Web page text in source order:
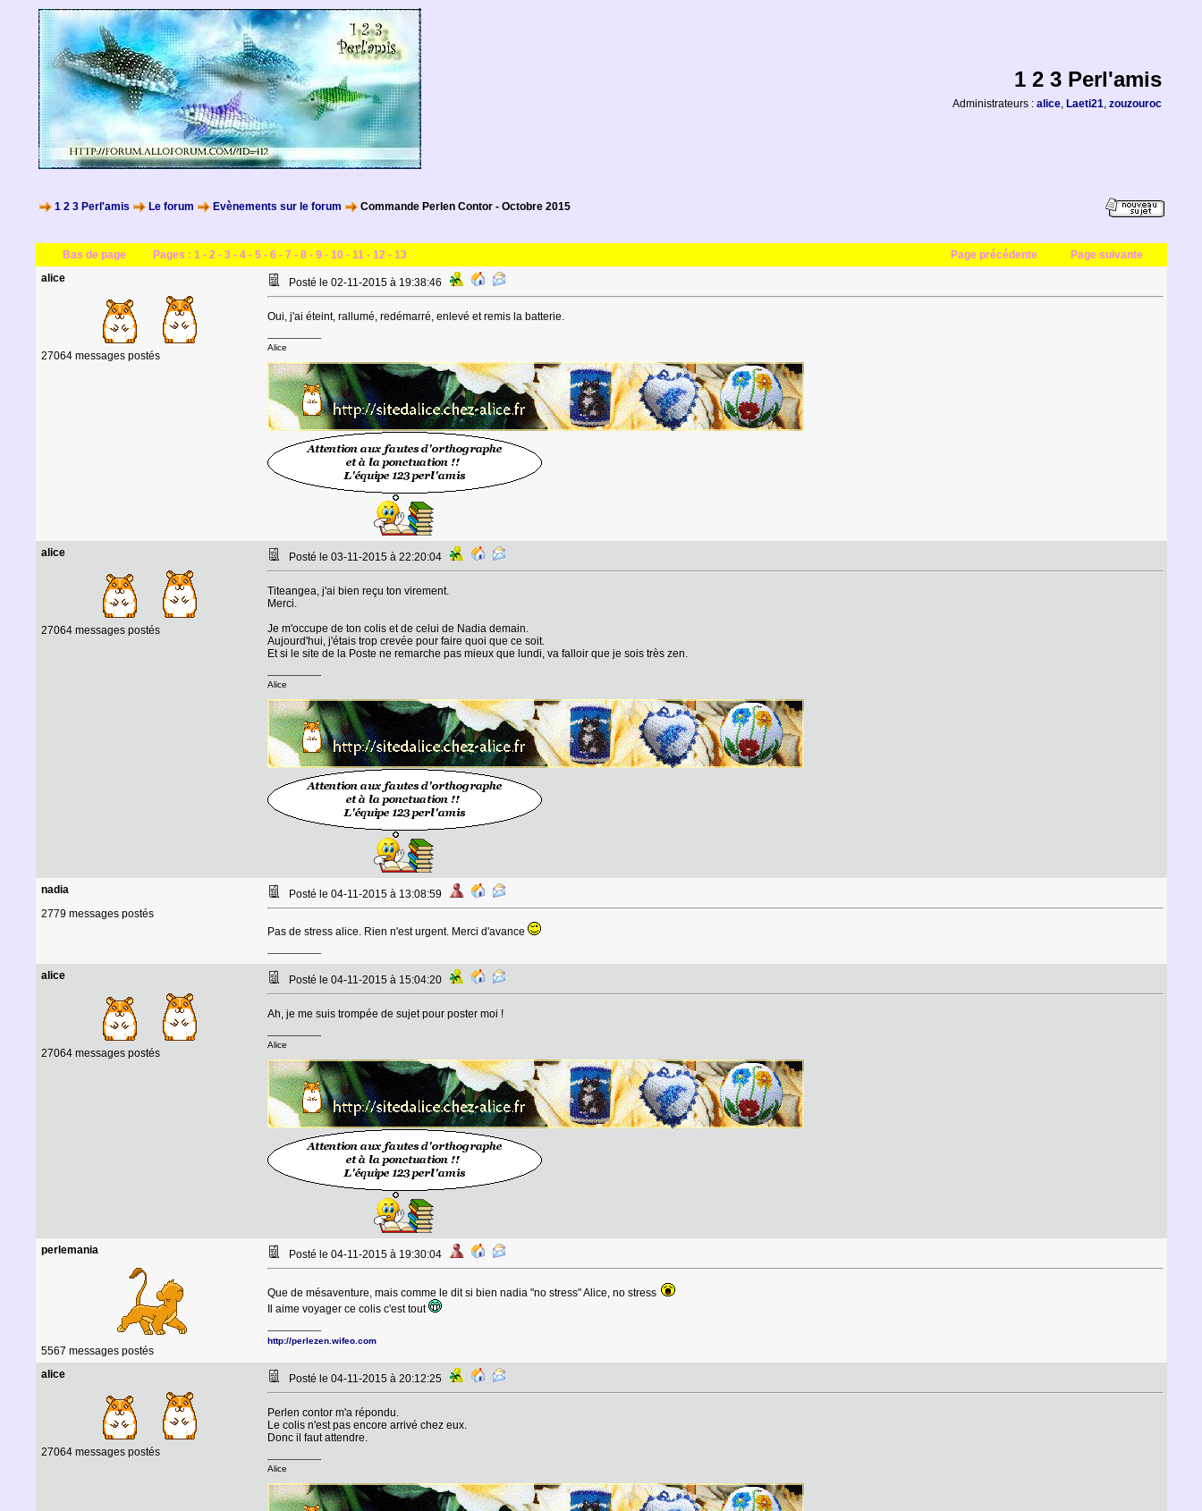
1 2 3 Perl'amis
Administrateurs : alice, Laeti21, zouzouroc
1 2 3 Perl'amis Le forum Evènements sur le forum Commande Perlen Contor - Octobre 2015
Bas de page Pages : 1- 2- 3- 4- 5- 6- 7- 8- 9- 10- 11- 12- 13 Page précédente
Page suivante
alice
27064 messages postés
Posté le 02-11-2015 à 19:38:46
Oui, j'ai éteint, rallumé, redémarré, enlevé et remis la batterie.
--------------------
Alice
alice
27064 messages postés
Posté le 03-11-2015 à 22:20:04
Titeangea, j'ai bien reçu ton virement.
Merci.
Je m'occupe de ton colis et de celui de Nadia demain.
Aujourd'hui, j'étais trop crevée pour faire quoi que ce soit.
Et si le site de la Poste ne remarche pas mieux que lundi, va falloir que je sois très zen.
--------------------
Alice
nadia
2779 messages postés
Posté le 04-11-2015 à 13:08:59
Pas de stress alice. Rien n'est urgent. Merci d'avance
--------------------
alice
27064 messages postés
Posté le 04-11-2015 à 15:04:20
Ah, je me suis trompée de sujet pour poster moi !
--------------------
Alice
perlemania
5567 messages postés
Posté le 04-11-2015 à 19:30:04
Que de mésaventure, mais comme le dit si bien nadia "no stress" Alice, no stress
Il aime voyager ce colis c'est tout
--------------------
http://perlezen.wifeo.com
alice
27064 messages postés
Posté le 04-11-2015 à 20:12:25
Perlen contor m'a répondu.
Le colis n'est pas encore arrivé chez eux.
Donc il faut attendre.
--------------------
Alice